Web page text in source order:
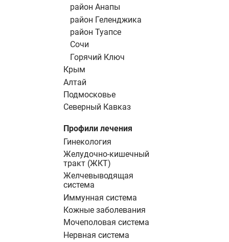
район Анапы
район Геленджика
район Туапсе
Сочи
Горячий Ключ
Крым
Алтай
Подмосковье
Северный Кавказ
Профили лечения
Гинекология
Желудочно-кишечный
тракт (ЖКТ)
Желчевыводящая
система
Иммунная система
Кожные заболевания
Мочеполовая система
Нервная система